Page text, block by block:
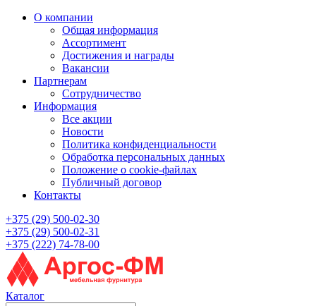
О компании
Общая информация
Ассортимент
Достижения и награды
Вакансии
Партнерам
Сотрудничество
Информация
Все акции
Новости
Политика конфиденциальности
Обработка персональных данных
Положение о cookie-файлах
Публичный договор
Контакты
+375 (29) 500-02-30
+375 (29) 500-02-31
+375 (222) 74-78-00
Каталог